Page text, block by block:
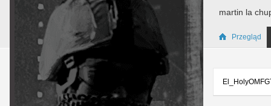
martin la
Przegląd